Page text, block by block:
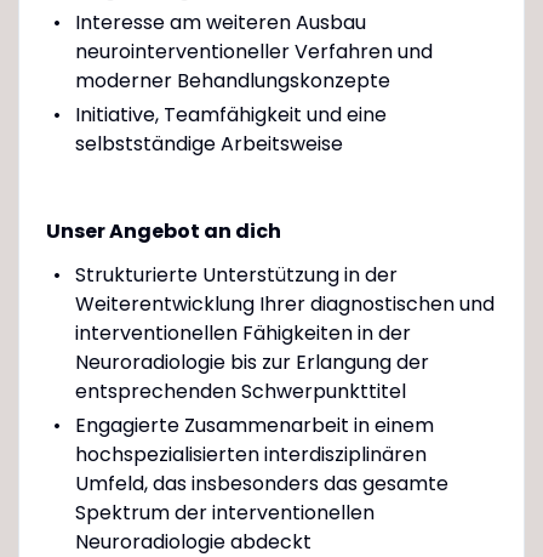
Interesse am weiteren Ausbau
neurointerventioneller Verfahren und
moderner Behandlungskonzepte
Initiative, Teamfähigkeit und eine
selbstständige Arbeitsweise
Unser Angebot an dich
Strukturierte Unterstützung in der
Weiterentwicklung Ihrer diagnostischen und
interventionellen Fähigkeiten in der
Neuroradiologie bis zur Erlangung der
entsprechenden Schwerpunkttitel
Engagierte Zusammenarbeit in einem
hochspezialisierten interdisziplinären
Umfeld, das insbesonders das gesamte
Spektrum der interventionellen
Neuroradiologie abdeckt